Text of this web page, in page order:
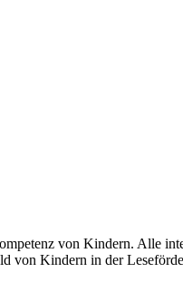
von Kindern. Alle
von Kindern in der